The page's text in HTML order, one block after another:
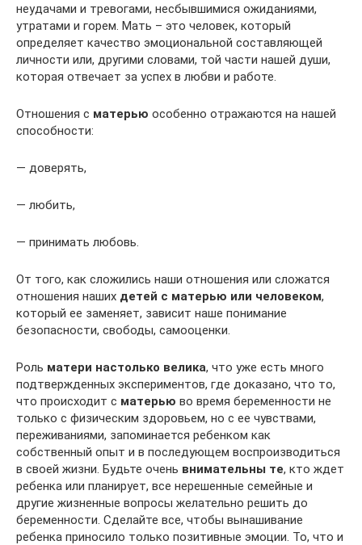
неудачами и тревогами, несбывшимися ожиданиями,
утратами и горем. Мать – это человек, который
определяет качество эмоциональной составляющей
личности или, другими словами, той части нашей души,
которая отвечает за успех в любви и работе.
Отношения с матерью особенно отражаются на нашей
способности:
— доверять,
— любить,
— принимать любовь.
От того, как сложились наши отношения или сложатся
отношения наших детей с матерью или человеком,
который ее заменяет, зависит наше понимание
безопасности, свободы, самооценки.
Роль матери настолько велика, что уже есть много
подтвержденных экспериментов, где доказано, что то,
что происходит с матерью во время беременности не
только с физическим здоровьем, но с ее чувствами,
переживаниями, запоминается ребенком как
собственный опыт и в последующем воспроизводиться
в своей жизни. Будьте очень внимательны те, кто ждет
ребенка или планирует, все нерешенные семейные и
другие жизненные вопросы желательно решить до
беременности. Сделайте все, чтобы вынашивание
ребенка приносило только позитивные эмоции. То, что и